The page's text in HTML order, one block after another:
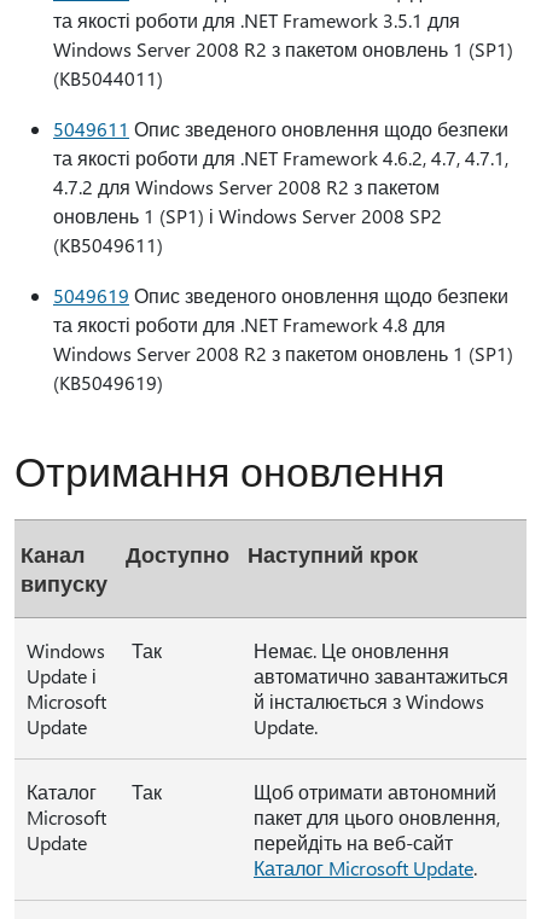
та якості роботи для .NET Framework 3.5.1 для
Windows Server 2008 R2 з пакетом оновлень 1 (SP1)
(KB5044011)
5049611 Опис зведеного оновлення щодо безпеки
та якості роботи для .NET Framework 4.6.2, 4.7, 4.7.1,
4.7.2 для Windows Server 2008 R2 з пакетом
оновлень 1 (SP1) і Windows Server 2008 SP2
(KB5049611)
5049619 Опис зведеного оновлення щодо безпеки
та якості роботи для .NET Framework 4.8 для
Windows Server 2008 R2 з пакетом оновлень 1 (SP1)
(KB5049619)
Отримання оновлення
Канал
випуску
Доступно Наступний крок
Windows
Update і
Microsoft
Update
Так
Немає. Це оновлення
автоматично завантажиться
й інсталюється з Windows
Update.
Каталог
Microsoft
Update
Так
Щоб отримати автономний
пакет для цього оновлення,
перейдіть на веб-сайт
Каталог Microsoft Update.